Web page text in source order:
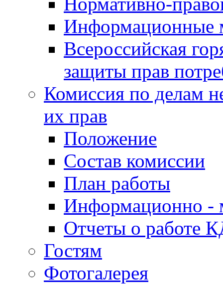
Информационные
Всероссийская
защиты прав
Комиссия по делам
их прав
Положение
Состав комиссии
План работы
Информационно -
Отчеты о работе
Гостям
Фотогалерея